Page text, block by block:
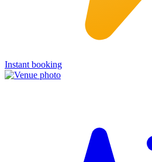
Instant booking